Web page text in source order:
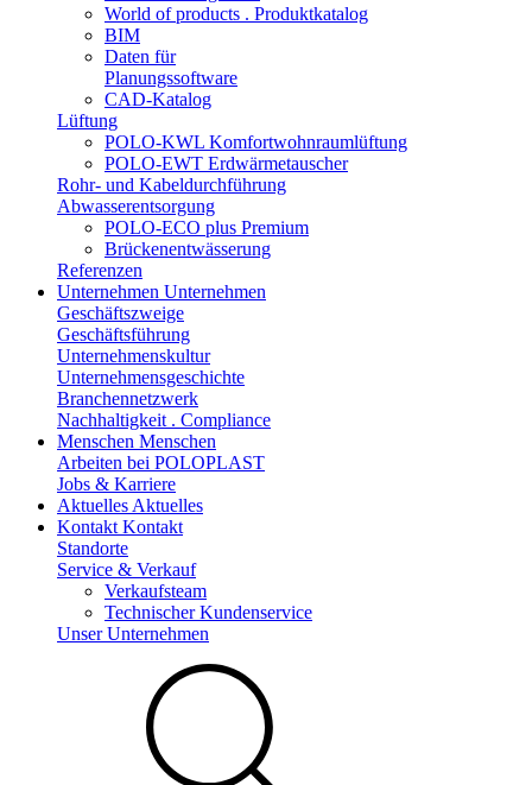
World of products . Produktkatalog
BIM
Daten für
Planungssoftware
CAD-Katalog
Lüftung
POLO-KWL Komfortwohnraumlüftung
POLO-EWT Erdwärmetauscher
Rohr- und Kabeldurchführung
Abwasserentsorgung
POLO-ECO plus Premium
Brückenentwässerung
Referenzen
Unternehmen Unternehmen
Geschäftszweige
Geschäftsführung
Unternehmenskultur
Unternehmensgeschichte
Branchennetzwerk
Nachhaltigkeit . Compliance
Menschen Menschen
Arbeiten bei POLOPLAST
Jobs & Karriere
Aktuelles Aktuelles
Kontakt Kontakt
Standorte
Service & Verkauf
Verkaufsteam
Technischer Kundenservice
Unser Unternehmen